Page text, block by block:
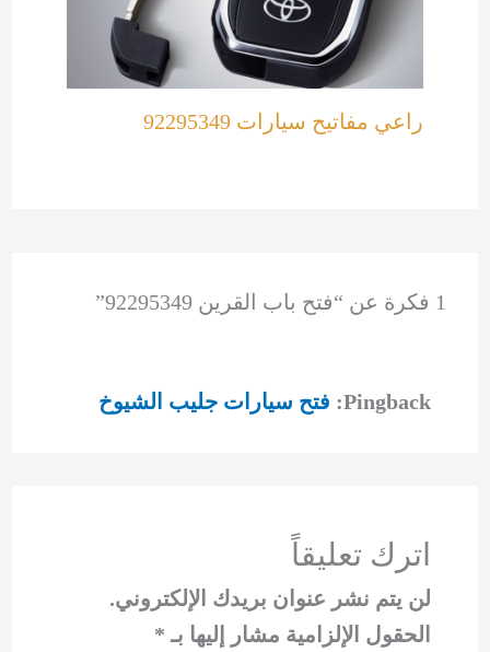
راعي مفاتيح سيارات 92295349
1 فكرة عن “فتح باب القرين 92295349”
Pingback: فتح سيارات جليب الشيوخ
اترك تعليقاً
لن يتم نشر عنوان بريدك الإلكتروني.
الحقول الإلزامية مشار إليها بـ *